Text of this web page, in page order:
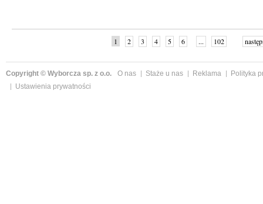
1 2 3 4 5 6 ... 102
Copyright © Wyborcza sp. z o.o. O nas Staże u nas Reklama
Polityka
Ustawienia prywatności